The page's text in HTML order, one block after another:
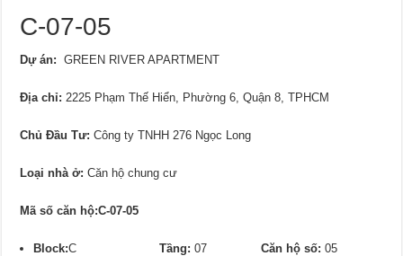
C-07-05
Dự án: GREEN RIVER APARTMENT
Địa chỉ: 2225 Phạm Thế Hiển, Phường 6, Quận 8, TPHCM
Chủ Đầu Tư: Công ty TNHH 276 Ngọc Long
Loại nhà ở: Căn hộ chung cư
Mã số căn hộ:C-07-05
Block:CTầng: 07Căn hộ số: 05